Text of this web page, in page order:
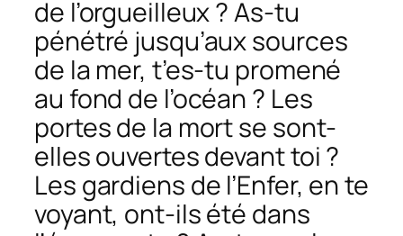
de l’orgueilleux ? As-tu
pénétré jusqu’aux sources
de la mer, t’es-tu promené
au fond de l’océan ? Les
portes de la mort se sont-
elles ouvertes devant toi ?
Les gardiens de l’Enfer, en te
voyant, ont-ils été dans